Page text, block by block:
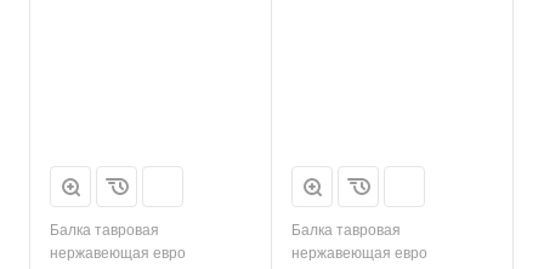
Балка тавровая
нержавеющая евро
Балка тавровая
нержавеющая евро